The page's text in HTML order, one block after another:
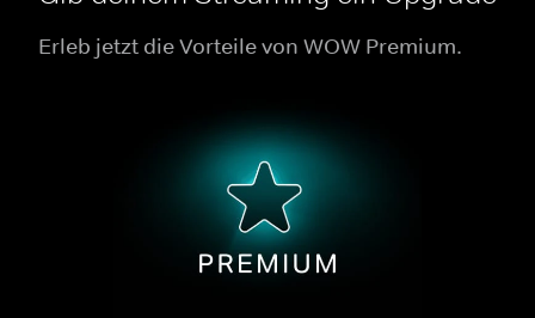
Erleb jetzt die Vorteile von WOW Premium.